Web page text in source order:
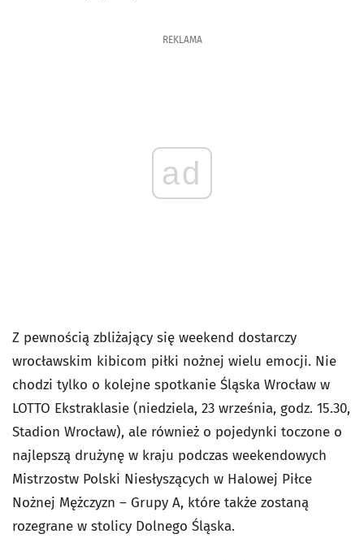
REKLAMA
ad
Z pewnością zbliżający się weekend dostarczy
wrocławskim kibicom piłki nożnej wielu emocji. Nie
chodzi tylko o kolejne spotkanie Śląska Wrocław w
LOTTO Ekstraklasie (niedziela, 23 września, godz. 15.30,
Stadion Wrocław), ale również o pojedynki toczone o
najlepszą drużynę w kraju podczas weekendowych
Mistrzostw Polski Niesłyszących w Halowej Piłce
Nożnej Mężczyzn – Grupy A, które także zostaną
rozegrane w stolicy Dolnego Śląska.